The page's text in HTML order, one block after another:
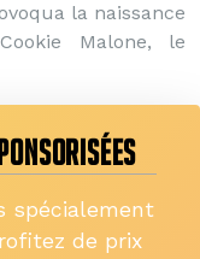
la naissance
Malone, le
spécialement
de prix